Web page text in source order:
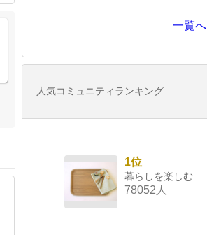
一覧へ
人気コミュニティランキング
1位
暮らしを楽しむ
78052人